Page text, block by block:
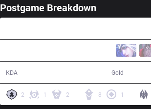
Postgame Breakdown
KDA Gold
2 1 2 8 1